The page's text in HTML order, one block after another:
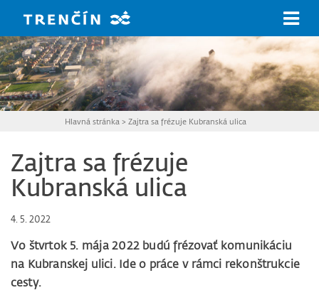
Hlavná stránka > Zajtra sa frézuje Kubranská ulica
Zajtra sa frézuje
Kubranská ulica
4. 5. 2022
Vo štvrtok 5. mája 2022 budú frézovať komunikáciu
na Kubranskej ulici. Ide o práce v rámci rekonštrukcie
cesty.